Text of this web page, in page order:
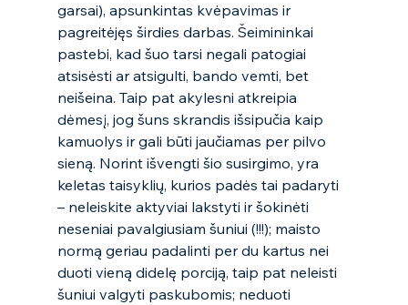
garsai), apsunkintas kvėpavimas ir
pagreitėjęs širdies darbas. Šeimininkai
pastebi, kad šuo tarsi negali patogiai
atsisėsti ar atsigulti, bando vemti, bet
neišeina. Taip pat akylesni atkreipia
dėmesį, jog šuns skrandis išsipučia kaip
kamuolys ir gali būti jaučiamas per pilvo
sieną. Norint išvengti šio susirgimo, yra
keletas taisyklių, kurios padės tai padaryti
– neleiskite aktyviai lakstyti ir šokinėti
neseniai pavalgiusiam šuniui (!!!); maisto
normą geriau padalinti per du kartus nei
duoti vieną didelę porciją, taip pat neleisti
šuniui valgyti paskubomis; neduoti